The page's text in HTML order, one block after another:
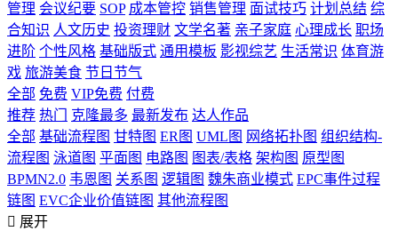
管理 会议纪要 SOP 成本管控 销售管理 面试技巧 计划总结 综
合知识 人文历史 投资理财 文学名著 亲子家庭 心理成长 职场
进阶 个性风格 基础版式 通用模板 影视综艺 生活常识 体育游
戏 旅游美食 节日节气
全部 免费 VIP免费 付费
推荐 热门 克隆最多 最新发布 达人作品
全部 基础流程图 甘特图 ER图 UML图 网络拓扑图 组织结构-
流程图 泳道图 平面图 电路图 图表/表格 架构图 原型图
BPMN2.0 韦恩图 关系图 逻辑图 魏朱商业模式 EPC事件过程
链图 EVC企业价值链图 其他流程图
 展开